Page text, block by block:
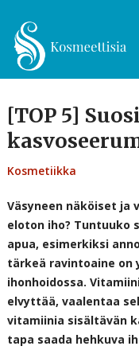
[TOP 5]
Kosmetiikka
Väsyneen näköiset ja
eloton iho? Tuntuuko
apua, esimerkiksi
tärkeä ravintoaine
ihonhoidossa.
elvyttää, vaalentaa
vitamiinia sisältävän
tapa saada hehkuva